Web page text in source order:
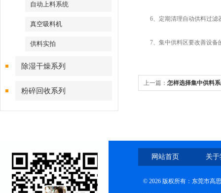
自动上料系统
真空吸料机
供料实拍
除湿干燥系列
粉碎回收系列
6、定期清理自动供料过滤
7、集中供料区要改善设备
上一篇： 怎样选择集中供料
网站首页 关
© 2026 版权所有：东莞市高